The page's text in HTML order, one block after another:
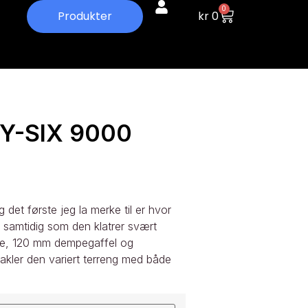
Produkter kr0 0
SIX 9000
det første jeg la merke til er hvor
som den klatrer svært
120 mm dempegaffel og
den variert terreng med både